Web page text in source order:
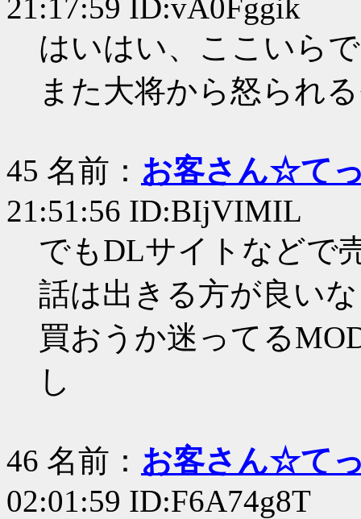
21:17:59 ID:vA0Fggik
はいはい、ここいら
また大将から怒られ
45 名前： お客さん☆て
21:51:56 ID:BIjVIMIL
でもDLサイトなどで
話は出きる方が良いな
買おうか迷ってる
し
46 名前： お客さん☆て
02:01:59 ID:F6A74g8T